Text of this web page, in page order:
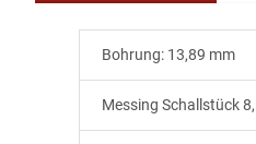
Bohrung: 13,89 mm
Messing Schallstück